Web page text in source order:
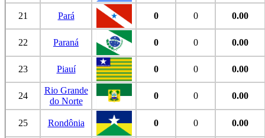
21 Pará 0 0 0.00
22 Paraná 0 0 0.00
23 Piauí 0 0 0.00
24
Rio Grande
do Norte
0 0 0.00
25 Rondônia 0 0 0.00